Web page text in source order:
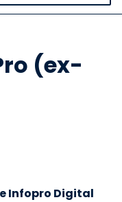
(ex-
Infopro Digital